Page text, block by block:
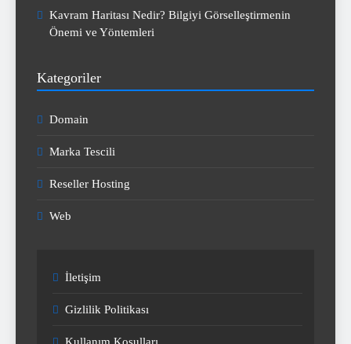
Kavram Haritası Nedir? Bilgiyi Görselleştirmenin
Önemi ve Yöntemleri
Kategoriler
Domain
Marka Tescili
Reseller Hosting
Web
İletişim
Gizlilik Politikası